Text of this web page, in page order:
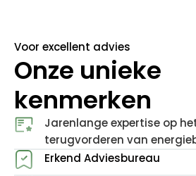
Voor excellent advies
Onze unieke
kenmerken
Jarenlange expertise op
terugvorderen van
Erkend Adviesbureau